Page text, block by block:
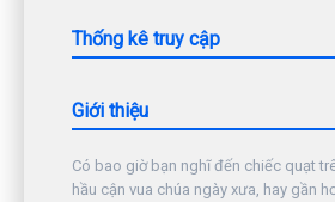
Thống kê truy cập
Giới thiệu
Có bao giờ bạn nghĩ đến chiếc quạt
hầu cận vua chúa ngày xưa, hay gần